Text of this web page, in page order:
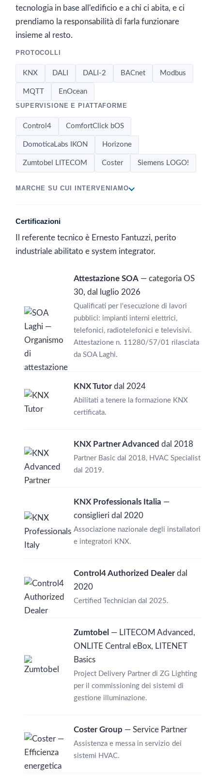
tecnologia in base all'edificio e a chi ci abita, e ci
prendiamo la responsabilità di farla funzionare
insieme al resto.
PROTOCOLLI
KNX DALI DALI-2 BACnet Modbus
MQTT EnOcean
SUPERVISIONE E PIATTAFORME
Control4 ComfortClick bOS
DomoticaLabs IKON Horizone
Zumtobel LITECOM Coster Siemens LOGO!
MARCHE SU CUI INTERVENIAMO
Certificazioni
Il referente tecnico è Ernesto Fantuzzi, perito
industriale abilitato e system integrator.
Attestazione SOA — categoria OS
30, dal luglio 2026
Qualificati per l'esecuzione di lavori
pubblici: impianti interni elettrici,
telefonici, radiotelefonici e televisivi.
Attestazione n. 11280/57/01 rilasciata
da SOA Laghi.
KNX Tutordal 2024
Abilitati a tenere la formazione KNX
certificata.
KNX Partner Advanced dal 2018
Partner Basic dal 2018, HVAC Specialist
dal 2019.
KNX Professionals Italia —
consiglieri dal 2020
Associazione nazionale degli installatori
e integratori KNX.
Control4 Authorized Dealerdal
2020
Certified Technician dal 2025.
Zumtobel — LITECOM Advanced,
ONLITE Central eBox, LITENET
Basics
Project Delivery Partner di ZG Lighting
per il commissioning dei sistemi di
gestione illuminazione.
Coster Group — Service Partner
Assistenza e messa in servizio dei
sistemi HVAC.